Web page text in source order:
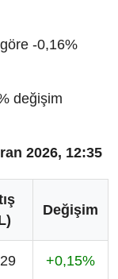
-0,16%
değişim
2026, 12:35
Değişim
+0,15%